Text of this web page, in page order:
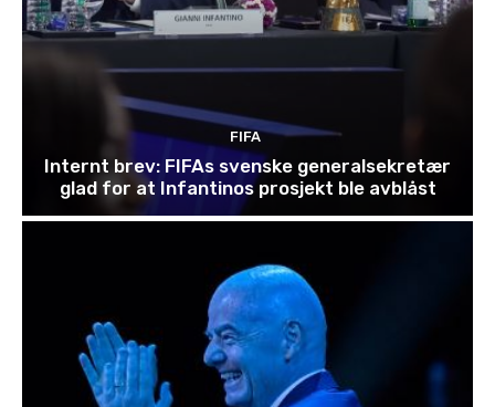
FIFA
Internt brev: FIFAs svenske generalsekretær
glad for at Infantinos prosjekt ble avblåst